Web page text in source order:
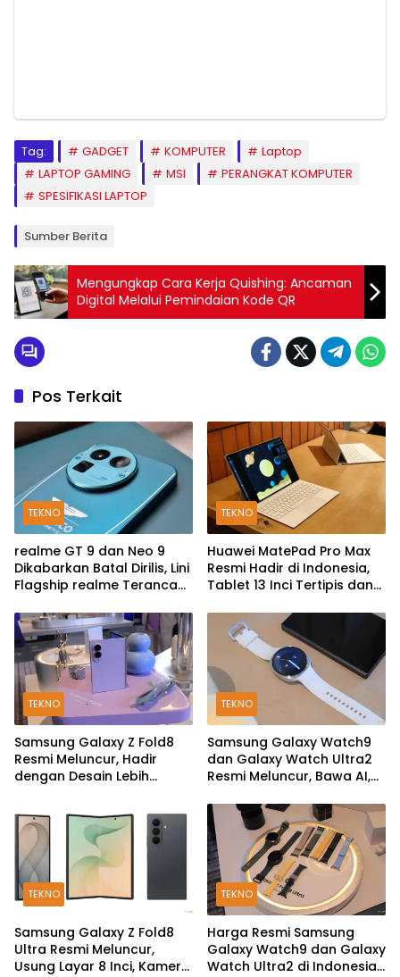
Tag: GADGET KOMPUTER
Laptop
LAPTOP GAMING
MSI
PERANGKAT KOMPUTER
SPESIFIKASI LAPTOP
Sumber Berita
Mengungkap Cara Kerja Quishing: Ancaman
Digital Melalui Pemindaian Kode QR
Pos Terkait
TEKNO
realme GT 9 dan Neo 9
Dikabarkan Batal Dirilis, Lini
Flagship realme Terancam
TEKNO
Huawei MatePad Pro Max
Resmi Hadir di Indonesia,
Tablet 13 Inci Tertipis dan
TEKNO
Samsung Galaxy Z Fold8
Resmi Meluncur, Hadir
dengan Desain Lebih
TEKNO
Samsung Galaxy Watch9
dan Galaxy Watch Ultra2
Resmi Meluncur, Bawa AI,
dan Fitur Kesehatan Baru
TEKNO
Samsung Galaxy Z Fold8
Ultra Resmi Meluncur,
Usung Layar 8 Inci, Kamera
TEKNO
Harga Resmi Samsung
Galaxy Watch9 dan Galaxy
Watch Ultra2 di Indonesia,